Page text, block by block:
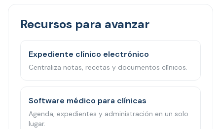
Recursos para avanzar
Expediente clínico electrónico
Centraliza notas, recetas y documentos clínicos.
Software médico para clínicas
Agenda, expedientes y administración en un solo
lugar.